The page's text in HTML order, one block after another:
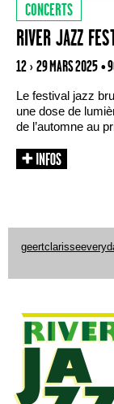
CONCERTS
RIVER JAZZ
12 › 29 MARS 2025 •
Le festival jazz
une dose de
de l’automne au